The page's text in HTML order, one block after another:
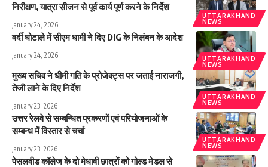
UTTARAKHAND
NEWS
निरीक्षण, यात्रा सीजन से पूर्व कार्य पूर्ण करने के निर्देश
January 24, 2026
UTTARAKHAND
NEWS
वर्दी घोटाले में सीएम धामी ने दिए DIG के निलंबन के आदेश
January 24, 2026
UTTARAKHAND
NEWS
मुख्य सचिव ने धीमी गति के प्रोजेक्ट्स पर जताई नाराजगी,
तेजी लाने के दिए निर्देश
January 23, 2026
UTTARAKHAND
NEWS
उत्तर रेलवे से सम्बन्धित प्रकरणों एवं परियोजनाओं के
सम्बन्ध में विस्तार से चर्चा
January 23, 2026
पेसलवीड कॉलेज के दो मेधावी छात्रों को गोल्ड मेडल से